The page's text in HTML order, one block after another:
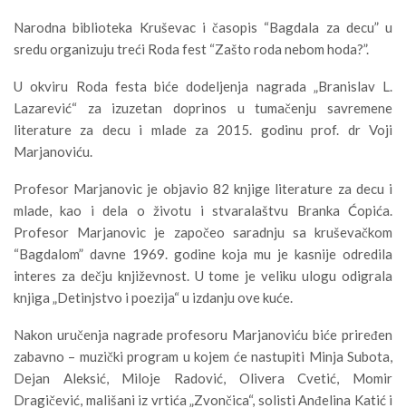
Narodna biblioteka Kruševac i časopis “Bagdala za decu” u
sredu organizuju treći Roda fest “Zašto roda nebom hoda?”.
U okviru Roda festa biće dodeljenja nagrada „Branislav L.
Lazarević“ za izuzetan doprinos u tumačenju savremene
literature za decu i mlade za 2015. godinu prof. dr Voji
Marjanoviću.
Profesor Marjanovic je objavio 82 knjige literature za decu i
mlade, kao i dela o životu i stvaralaštvu Branka Ćopića.
Profesor Marjanovic je započeo saradnju sa kruševačkom
“Bagdalom” davne 1969. godine koja mu je kasnije odredila
interes za dečju književnost. U tome je veliku ulogu odigrala
knjiga „Detinjstvo i poezija“ u izdanju ove kuće.
Nakon uručenja nagrade profesoru Marjanoviću biće priređen
zabavno – muzički program u kojem će nastupiti Minja Subota,
Dejan Aleksić, Miloje Radović, Olivera Cvetić, Momir
Dragičević, mališani iz vrtića „Zvončica“, solisti Anđelina Katić i